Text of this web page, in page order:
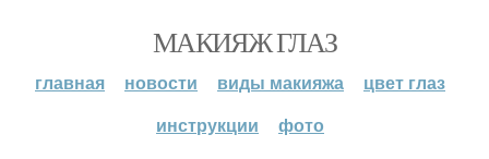
МАКИЯЖ ГЛАЗ
главная новости виды макияжа
цвет глаз
инструкции
фото